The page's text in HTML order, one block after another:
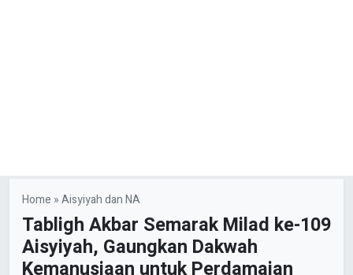
Home »Aisyiyah dan NA
Tabligh Akbar Semarak Milad ke-109
Aisyiyah, Gaungkan Dakwah
Kemanusiaan untuk Perdamaian